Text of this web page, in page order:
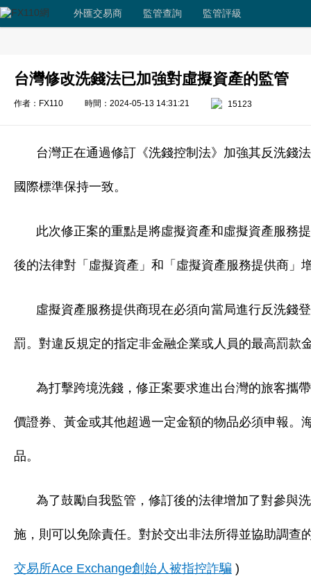
外匯交易商 監管查詢 監管評級
台灣修改洗錢法已加強對虛擬資產的監管
作者：FX110 時間：2024-05-13 14:31:21 15123
台灣正在通過修訂《洗錢控制法》加強其反洗錢
國際標準保持一致。
此次修正案的重點是將虛擬資產和虛擬資產服務
後的法律對「虛擬資產」和「虛擬資產服務提供商」
虛擬資產服務提供商現在必須向當局進行反洗錢
罰。對違反規定的指定非金融企業或人員的最高罰款
為打擊跨境洗錢，修正案要求進出台灣的旅客攜
價證券、黃金或其他超過一定金額的物品必須申報。
品。
為了鼓勵自我監管，修訂後的法律增加了對參與
施，則可以免除責任。對於交出非法所得並協助調查
交易所Ace Exchange創始人被指控詐騙 )